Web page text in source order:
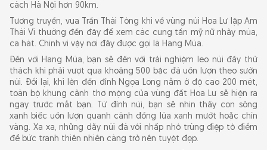
cách Hà Nội hơn 90km.
Tương truyền, vua Trần Thái Tông khi về vùng núi Hoa Lư lập Am
Thái Vi thường đến đây để xem các cung tần mỹ nữ nhảy múa,
ca hát. Chính vì vậy nơi đây được gọi là Hang Múa.
Đến với Hang Múa, bạn sẽ đến với trải nghiệm leo núi đầy thử
thách khi phải vượt qua khoảng 500 bậc đá uốn lượn theo sườn
núi. Đổi lại, khi lên đến đỉnh Ngọa Long nằm ở độ cao 200 mét,
toàn bộ khung cảnh thơ mộng của vùng đất Hoa Lư sẽ hiện ra
ngay trước mắt bạn. Từ đỉnh núi, bạn sẽ nhìn thấy con sông
xanh biếc uốn lượn quanh cánh đồng lúa xanh mướt hoặc chín
vàng. Xa xa, những dãy núi đá vôi nhấp nhô trùng điệp tô điểm
để bức tranh thiên nhiên càng trở nên tuyệt đẹp.